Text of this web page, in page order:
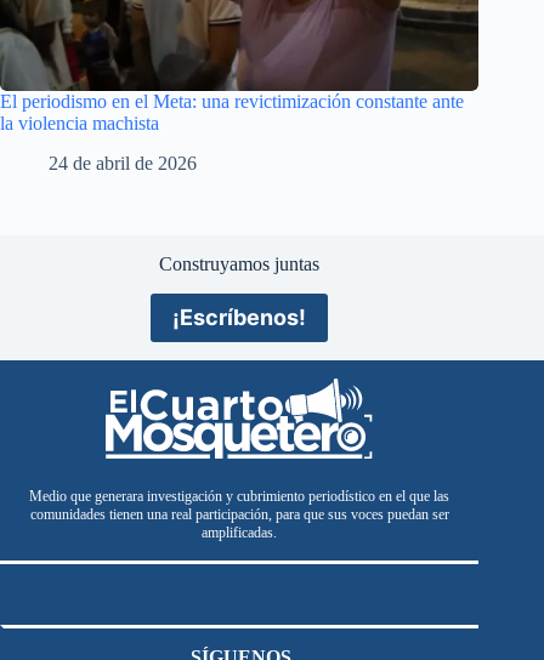
El periodismo en el Meta: una revictimización constante ante
la violencia machista
24 de abril de 2026
Construyamos juntas
¡Escríbenos!
Medio que generara investigación y cubrimiento periodístico en el que las
comunidades tienen una real participación, para que sus voces puedan ser
amplificadas.